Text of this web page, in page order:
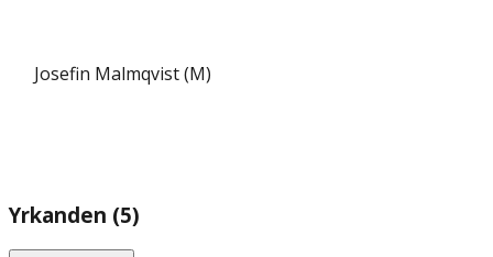
Josefin Malmqvist (M)
Yrkanden (5)